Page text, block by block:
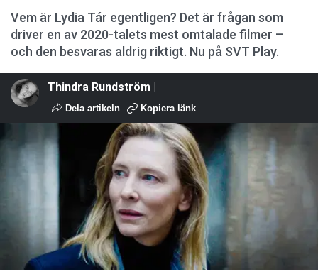
Vem är Lydia Tár egentligen? Det är frågan som
driver en av 2020-talets mest omtalade filmer –
och den besvaras aldrig riktigt. Nu på SVT Play.
Thindra Rundström |
Dela artikeln Kopiera länk